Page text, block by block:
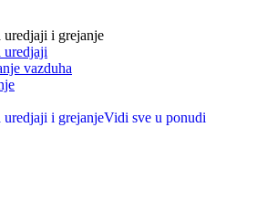
i grejanje
vazduha
i grejanjeVidi sve u ponudi